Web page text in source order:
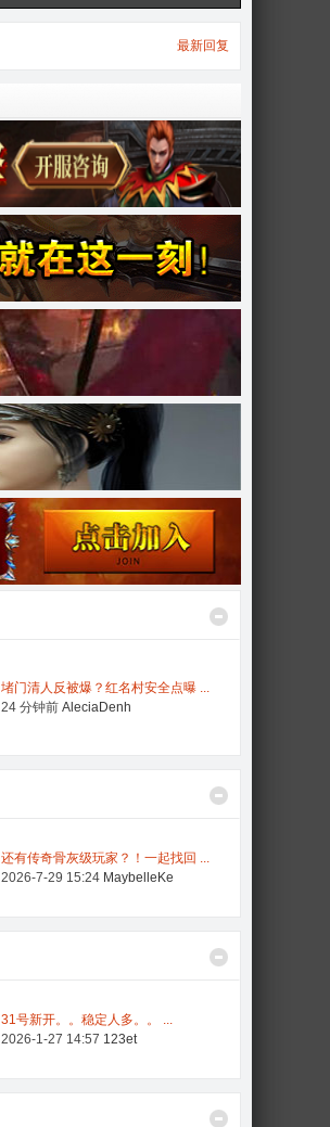
最新回复
堵门清人反被爆？红名村安全点曝 ...
24 分钟前 AleciaDenh
还有传奇骨灰级玩家？！一起找回 ...
2026-7-29 15:24 MaybelleKe
31号新开。。稳定人多。。 ...
2026-1-27 14:57 123et